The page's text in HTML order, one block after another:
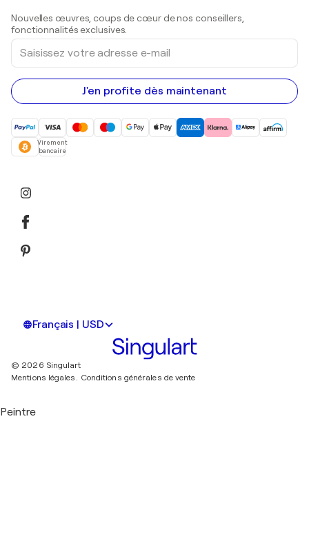
Peintures acryliques
Nouvelles œuvres, coups de cœur de nos conseillers,
fonctionnalités exclusives.
Saisissez
votre
adresse
e-
mail
J'en profite dès maintenant
Virement
bancaire
Français | USD
© 2026 Singulart
Mentions légales.
Conditions générales de vente
Peintre